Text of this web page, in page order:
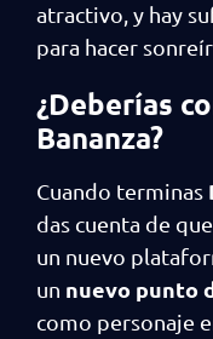
atractivo, y hay
para hacer
¿Deberías
Bananza?
Cuando terminas
das cuenta de
un nuevo
un nuevo punto
como personaje